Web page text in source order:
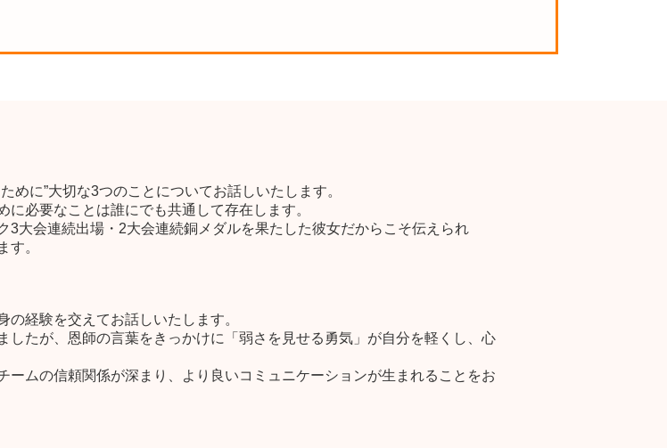
めに”大切な3つのことについてお話しいたします。
必要なことは誰にでも共通して存在します。
大会連続出場・2大会連続銅メダルを果たした彼女だからこそ伝えられ
す。
経験を交えてお話しいたします。
たが、恩師の言葉をきっかけに「弱さを見せる勇気」が自分を軽くし、心
ムの信頼関係が深まり、より良いコミュニケーションが生まれることをお